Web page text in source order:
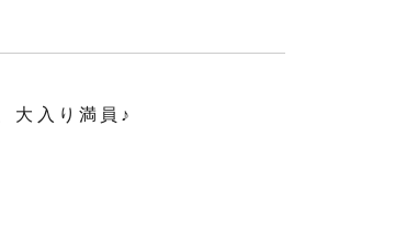
大入り満員♪